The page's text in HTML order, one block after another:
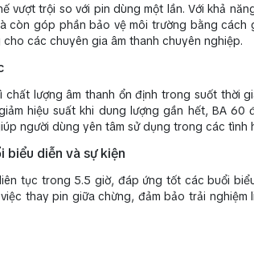
vượt trội so với pin dùng một lần. Với khả
còn góp phần bảo vệ môi trường bằng cách
các chuyên gia âm thanh chuyên nghiệp.
lượng âm thanh ổn định trong suốt thời
hiệu suất khi dung lượng gần hết, BA 60
người dùng yên tâm sử dụng trong các tình
diễn và sự kiện
tục trong 5.5 giờ, đáp ứng tốt các buổi
thay pin giữa chừng, đảm bảo trải nghiệm